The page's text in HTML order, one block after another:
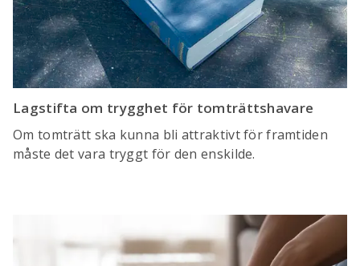
Lagstifta om trygghet för tomträttshavare
Om tomträtt ska kunna bli attraktivt för framtiden
måste det vara tryggt för den enskilde.